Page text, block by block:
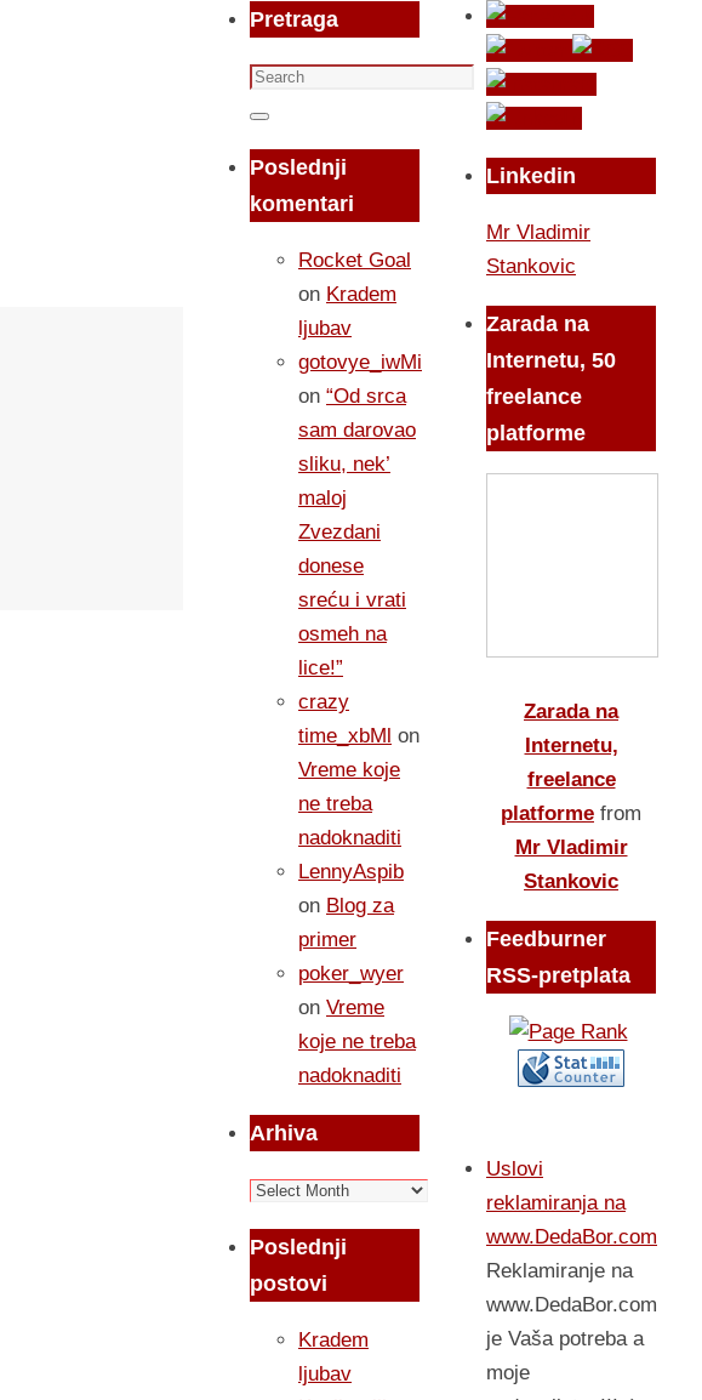
Pretraga
Search
for:
Search
Poslednji
komentari
Rocket Goal
on Kradem
ljubav
gotovye_iwMi
on “Od srca
sam darovao
sliku, nek’
maloj
Zvezdani
donese
sreću i vrati
osmeh na
lice!”
crazy
time_xbMl on
Vreme koje
ne treba
nadoknaditi
LennyAspib
on Blog za
primer
poker_wyer
on Vreme
koje ne treba
nadoknaditi
Arhiva
Arhiva
Poslednji
postovi
Kradem
ljubav
Linkedin
Mr Vladimir
Stankovic
Zarada na
Internetu, 50
freelance
platforme
Zarada na
Internetu,
freelance
platforme from
Mr Vladimir
Stankovic
Feedburner
RSS-pretplata
Uslovi
reklamiranja na
www.DedaBor.com
Reklamiranje na
www.DedaBor.com
je Vaša potreba a
moje